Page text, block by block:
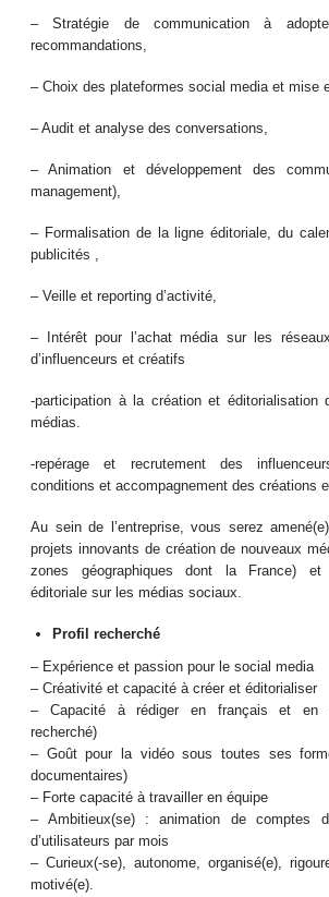
– Stratégie de communication à
recommandations,
– Choix des plateformes social media et mise
– Audit et analyse des conversations,
– Animation et développement des
management),
– Formalisation de la ligne éditoriale, du
publicités ,
– Veille et reporting d’activité,
– Intérêt pour l’achat média sur les
d’influenceurs et créatifs
-participation à la création et éditorialisation
médias.
-repérage et recrutement des
conditions et accompagnement des créations
Au sein de l’entreprise, vous serez
projets innovants de création de nouveaux
zones géographiques dont la France) et
éditoriale sur les médias sociaux.
Profil recherché
– Expérience et passion pour le social media
– Créativité et capacité à créer et éditorialiser
– Capacité à rédiger en français et en
recherché)
– Goût pour la vidéo sous toutes ses
documentaires)
– Forte capacité à travailler en équipe
– Ambitieux(se) : animation de comptes
d’utilisateurs par mois
– Curieux(-se), autonome, organisé(e),
motivé(e).